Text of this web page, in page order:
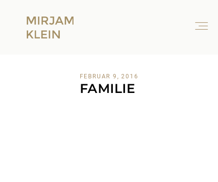
FEBRUAR 9, 2016
FAMILIE